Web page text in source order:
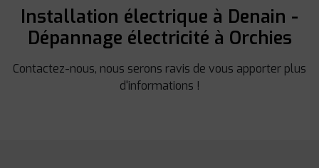
Installation électrique à Denain -
Dépannage électricité à Orchies
Contactez-nous, nous serons ravis de vous apporter plus
d'informations !